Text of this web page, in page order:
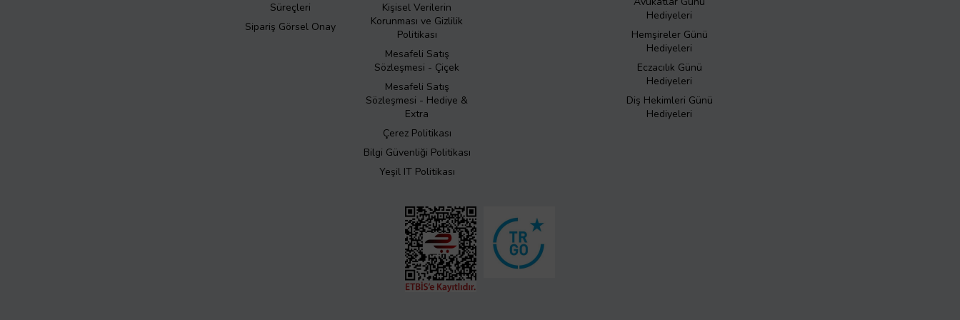
Süreçleri
Sipariş Görsel Onay
Kişisel Verilerin
Korunması ve Gizlilik
Politikası
Mesafeli Satış
Sözleşmesi - Çiçek
Mesafeli Satış
Sözleşmesi - Hediye &
Extra
Çerez Politikası
Bilgi Güvenliği Politikası
Yeşil IT Politikası
Hediyeleri
Hemşireler Günü
Hediyeleri
Eczacılık Günü
Hediyeleri
Diş Hekimleri Günü
Hediyeleri